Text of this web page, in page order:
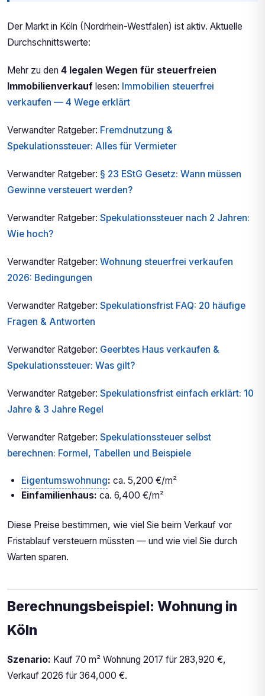
Der Markt in Köln (Nordrhein-Westfalen) ist aktiv. Aktuelle
Durchschnittswerte:
Mehr zu den 4 legalen Wegen für steuerfreien
Immobilienverkauf lesen: Immobilien steuerfrei
verkaufen — 4 Wege erklärt
Verwandter Ratgeber: Fremdnutzung &
Spekulationssteuer: Alles für Vermieter
Verwandter Ratgeber: § 23 EStG Gesetz: Wann müssen
Gewinne versteuert werden?
Verwandter Ratgeber: Spekulationssteuer nach 2 Jahren:
Wie hoch?
Verwandter Ratgeber: Wohnung steuerfrei verkaufen
2026: Bedingungen
Verwandter Ratgeber: Spekulationsfrist FAQ: 20 häufige
Fragen & Antworten
Verwandter Ratgeber: Geerbtes Haus verkaufen &
Spekulationssteuer: Was gilt?
Verwandter Ratgeber: Spekulationsfrist einfach erklärt: 10
Jahre & 3 Jahre Regel
Verwandter Ratgeber: Spekulationssteuer selbst
berechnen: Formel, Tabellen und Beispiele
Eigentumswohnung: ca. 5,200 €/m²
Einfamilienhaus: ca. 6,400 €/m²
Diese Preise bestimmen, wie viel Sie beim Verkauf vor
Fristablauf versteuern müssten — und wie viel Sie durch
Warten sparen.
Berechnungsbeispiel: Wohnung in
Köln
Szenario: Kauf 70 m² Wohnung 2017 für 283,920 €,
Verkauf 2026 für 364,000 €.